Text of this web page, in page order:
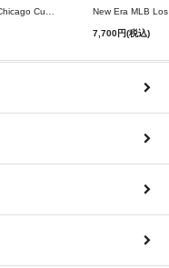
7,700円(税込)